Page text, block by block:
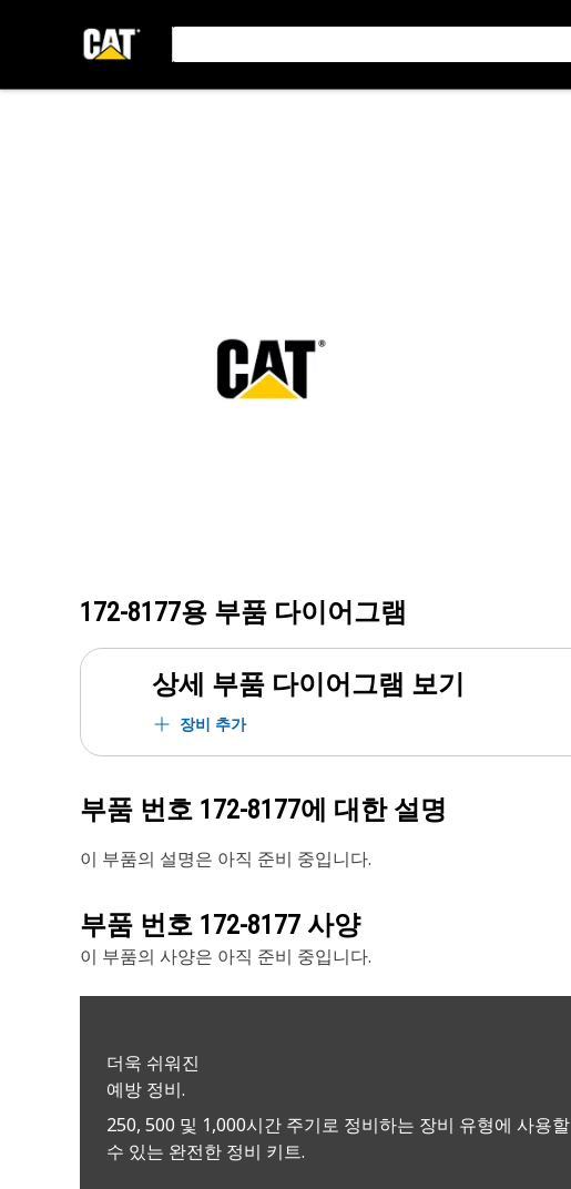
172-8177용 부품 다이어그램
상세 부품 다이어그램 보기
장비 추가
부품 번호 172-8177에 대한 설명
이 부품의 설명은 아직 준비 중입니다.
부품 번호 172-8177 사양
이 부품의 사양은 아직 준비 중입니다.
더욱 쉬워진
예방 정비.
250, 500 및 1,000시간 주기로 정비하는 장비 유형에 사용할
수 있는 완전한 정비 키트.